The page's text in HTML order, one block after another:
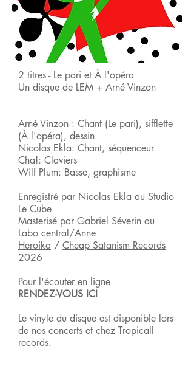
2 titres - Le pari et À l'opéra
Un disque de LEM + Arné Vinzon
Arné Vinzon : Chant (Le pari), sifflette
(À l'opéra), dessin
Nicolas Ekla: Chant, séquenceur
Cha!: Claviers
Wilf Plum: Basse, graphisme
Enregistré par Nicolas Ekla au Studio
Le Cube
Masterisé par Gabriel Séverin au
Labo central/Anne
Heroika / Cheap Satanism Records
2026
Pour l'écouter en ligne
RENDEZ-VOUS ICI
Le vinyle du disque est disponible lors
de nos concerts et chez Tropicall
records.